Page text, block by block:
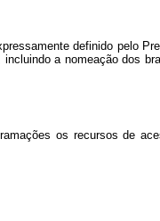
definido pelo
a nomeação dos
os recursos de